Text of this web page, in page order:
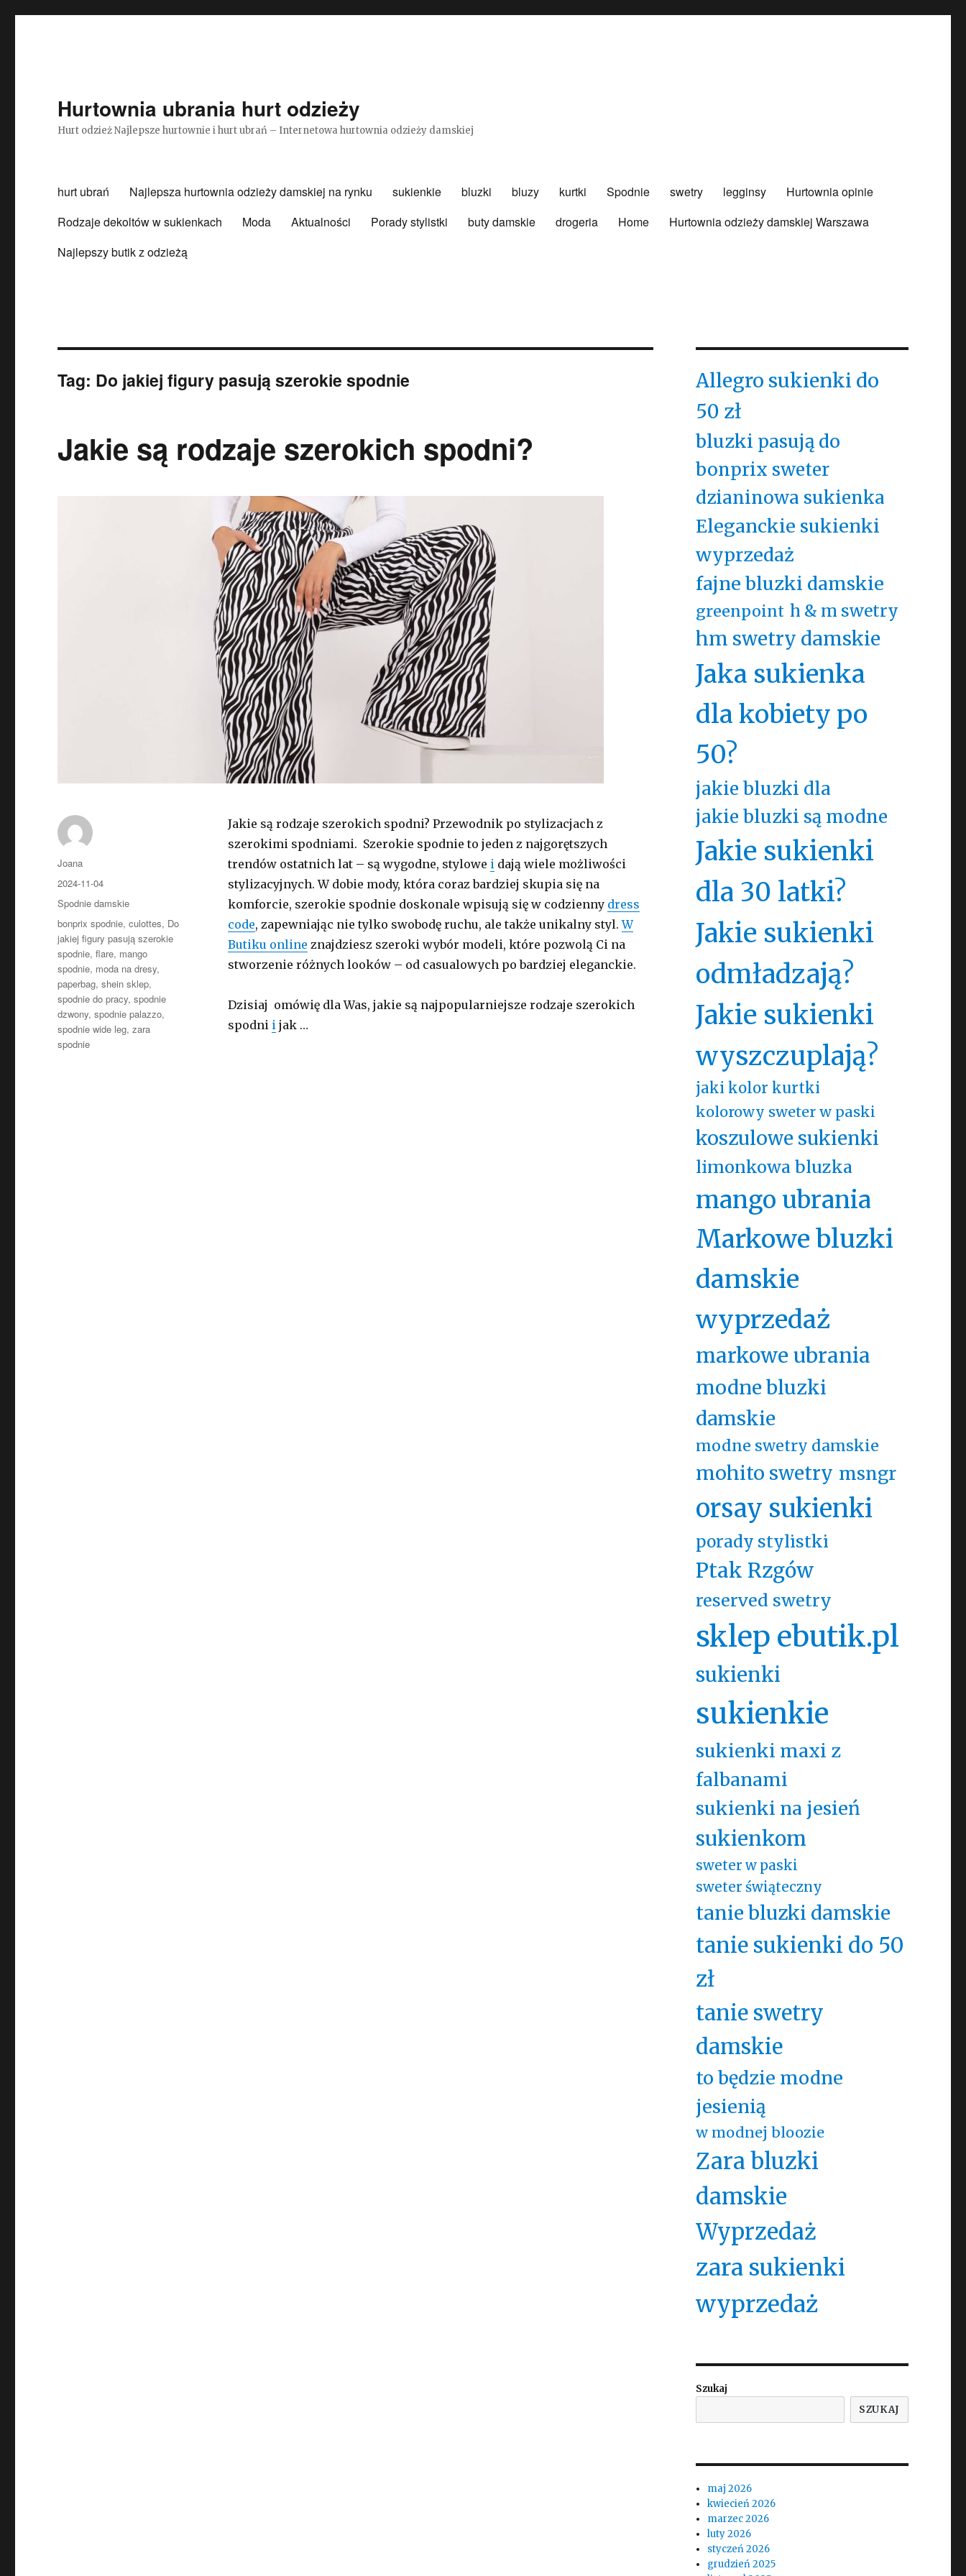
Hurtownia ubrania hurt odzieży
Hurt odzież Najlepsze hurtownie i hurt ubrań – Internetowa hurtownia odzieży damskiej
hurt ubrań Najlepsza hurtownia odzieży damskiej na rynku sukienkie bluzki bluzy kurtki Spodnie swetry legginsy
Hurtownia opinie
Rodzaje dekoltów w sukienkach
Moda Aktualności Porady stylistki buty damskie drogeria Home
Hurtownia odzieży damskiej Warszawa
Najlepszy butik z odzieżą
Tag: Do jakiej figury pasują szerokie spodnie
Jakie są rodzaje szerokich spodni?
Jakie są rodzaje szerokich spodni? Przewodnik po stylizacjach z
szerokimi spodniami. Szerokie spodnie to jeden z najgorętszych
trendów ostatnich lat – są wygodne, stylowe idają wiele możliwości
stylizacyjnych. W dobie mody, która coraz bardziej skupia się na
komforcie, szerokie spodnie doskonale wpisują się w codzienny dress
code, zapewniając nie tylko swobodę ruchu, ale także unikalny styl.W
Butiku online znajdziesz szeroki wybór modeli, które pozwolą Ci na
stworzenie różnych looków – od casualowych po bardziej eleganckie.
Dzisiaj omówię dla Was, jakie są najpopularniejsze rodzaje szerokich
spodni ijak …
Autor
Joana
Opublikowano
2024-11-04
Kategorie
Spodnie damskie
Tagi
bonprix spodnie,culottes, Do
jakiej figury pasują szerokie
spodnie,flare, mango
spodnie, moda na dresy,
paperbag,shein sklep,
spodnie do pracy,spodnie
dzwony,spodnie palazzo,
spodnie wide leg,zara
spodnie
Allegro sukienki do
50 zł
bluzki pasują do
bonprix sweter
dzianinowa sukienka
Eleganckie sukienki
wyprzedaż
fajne bluzki damskie
greenpoint h & m swetry
hm swetry damskie
Jaka sukienka
dla kobiety po
50?
jakie bluzki dla
jakie bluzki są modne
Jakie sukienki
dla 30 latki?
Jakie sukienki
odmładzają?
Jakie sukienki
wyszczuplają?
jaki kolor kurtki
kolorowy sweter w paski
koszulowe sukienki
limonkowa bluzka
mango ubrania
Markowe bluzki
damskie
wyprzedaż
markowe ubrania
modne bluzki
damskie
modne swetry damskie
mohito swetry msngr
orsay sukienki
porady stylistki
Ptak Rzgów
reserved swetry
sklep ebutik.pl
sukienki
sukienkie
sukienki maxi z
falbanami
sukienki na jesień
sukienkom
sweter w paski
sweter świąteczny
tanie bluzki damskie
tanie sukienki do 50
zł
tanie swetry
damskie
to będzie modne
jesienią
w modnej bloozie
Zara bluzki
damskie
Wyprzedaż
zara sukienki
wyprzedaż
Szukaj
SZUKAJ
maj 2026
kwiecień 2026
marzec 2026
luty 2026
styczeń 2026
grudzień 2025